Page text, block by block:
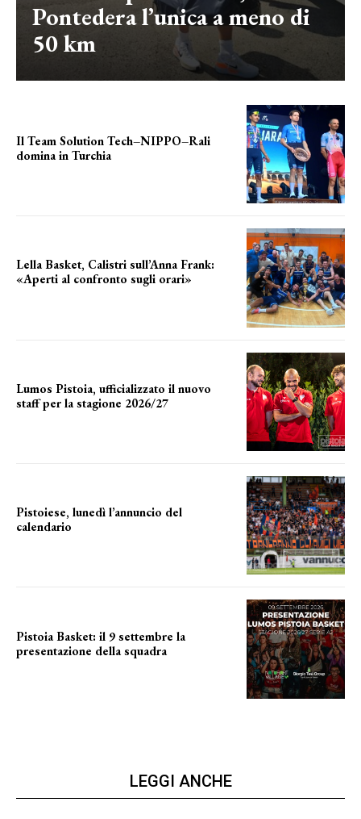
Pontedera l’unica a meno di
50 km
Il Team Solution Tech–NIPPO–Rali
domina in Turchia
Lella Basket, Calistri sull’Anna Frank:
«Aperti al confronto sugli orari»
Lumos Pistoia, ufficializzato il nuovo
staff per la stagione 2026/27
Pistoiese, lunedì l’annuncio del
calendario
Pistoia Basket: il 9 settembre la
presentazione della squadra
LEGGI ANCHE